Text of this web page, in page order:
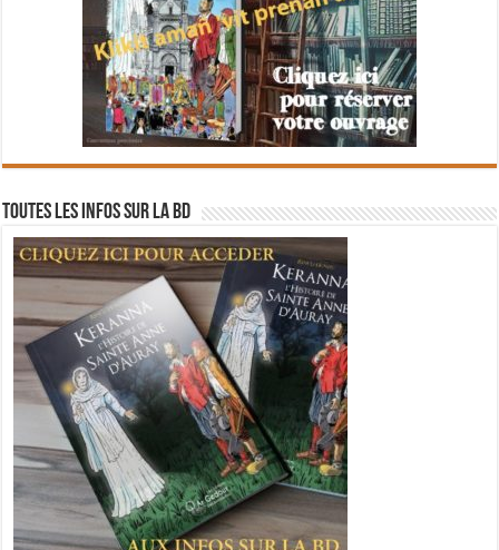
Toutes les infos sur la BD